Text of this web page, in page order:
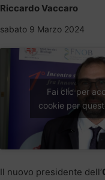
Riccardo Vaccaro
sabato 9 Marzo 2024
Fai clic per
cookie per
Il nuovo presidente dell’